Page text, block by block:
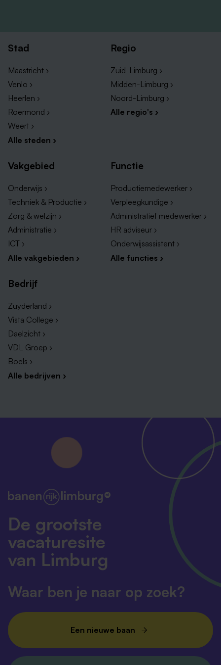
Stad
Maastricht ›
Venlo ›
Heerlen ›
Roermond ›
Weert ›
Alle steden ›
Regio
Zuid-Limburg ›
Midden-Limburg ›
Noord-Limburg ›
Alle regio's ›
Vakgebied
Onderwijs ›
Techniek & Productie ›
Zorg & welzijn ›
Administratie ›
ICT ›
Alle vakgebieden ›
Functie
Productiemedewerker ›
Verpleegkundige ›
Administratief medewerker ›
HR adviseur ›
Onderwijsassistent ›
Alle functies ›
Bedrijf
Zuyderland ›
Vista College ›
Daelzicht ›
VDL Groep ›
Boels ›
Alle bedrijven ›
De grootste
vacaturesite
van Limburg
Waar ben je naar op zoek?
Een nieuwe baan